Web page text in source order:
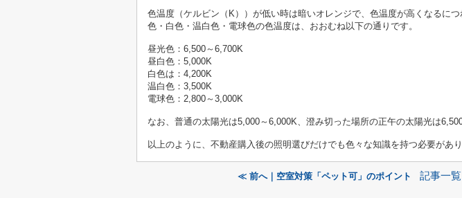
色温度（ケルビン（K））が低い時は暗いオレンジで、色温度が高くなるに
色・白色・温白色・電球色の色温度は、おおむね以下の通りです。
昼光色：6,500～6,700K
昼白色：5,000K
白色は：4,200K
温白色：3,500K
電球色：2,800～3,000K
なお、普通の太陽光は5,000～6,000K、澄み切った場所の正午の太陽光は
以上のように、不動産購入後の照明選びだけでも色々な知識を持つ必要があ
≪ 前へ｜空室対策「ペット可」のポイント 記事一覧